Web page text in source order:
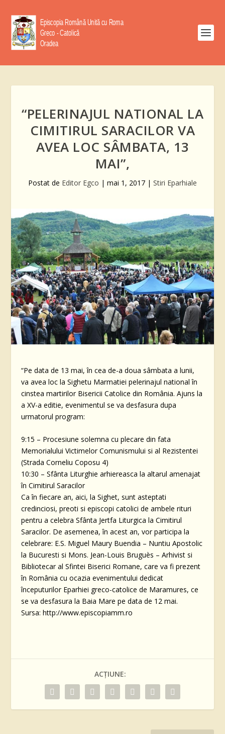
“PELERINAJUL NATIONAL LA
CIMITIRUL SARACILOR VA
AVEA LOC SÂMBATA, 13
MAI”,
Postat de Editor Egco | mai 1, 2017 | Stiri Eparhiale
“Pe data de 13 mai, în cea de-a doua sâmbata a lunii,
va avea loc la Sighetu Marmatiei pelerinajul national în
cinstea martirilor Bisericii Catolice din România. Ajuns la
a XV-a editie, evenimentul se va desfasura dupa
urmatorul program:
9:15 – Procesiune solemna cu plecare din fata
Memorialului Victimelor Comunismului si al Rezistentei
(Strada Corneliu Coposu 4)
10:30 – Sfânta Liturghie arhiereasca la altarul amenajat
în Cimitirul Saracilor
Ca în fiecare an, aici, la Sighet, sunt asteptati
credinciosi, preoti si episcopi catolici de ambele rituri
pentru a celebra Sfânta Jertfa Liturgica la Cimitirul
Saracilor. De asemenea, în acest an, vor participa la
celebrare: E.S. Miguel Maury Buendia – Nuntiu Apostolic
la Bucuresti si Mons. Jean-Louis Bruguès – Arhivist si
Bibliotecar al Sfintei Biserici Romane, care va fi prezent
în România cu ocazia evenimentului dedicat
începuturilor Eparhiei greco-catolice de Maramures, ce
se va desfasura la Baia Mare pe data de 12 mai.
Sursa: http://www.episcopiamm.ro
ACȚIUNE: